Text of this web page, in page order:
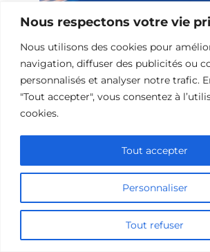
Nous respectons votre vie
Nous utilisons des cookies pour
navigation, diffuser des publicités ou
personnalisés et analyser notre trafic.
"Tout accepter", vous consentez à
cookies.
Personnaliser
Tout refuser
Tout accepter
Films de science-fiction sur